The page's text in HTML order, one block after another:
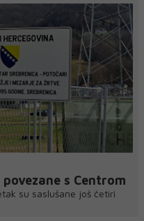
s Centrom
su saslušane još četiri